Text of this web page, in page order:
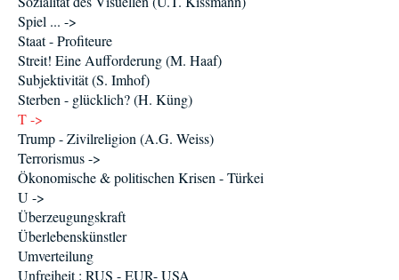
Spiel ... ->
Staat - Profiteure
Streit! Eine Aufforderung (M. Haaf)
Subjektivität (S. Imhof)
Sterben - glücklich? (H. Küng)
T ->
Trump - Zivilreligion (A.G. Weiss)
Terrorismus ->
Ökonomische & politischen Krisen - Türkei
U ->
Überzeugungskraft
Überlebenskünstler
Umverteilung
Unfreiheit : RUS - EUR- USA